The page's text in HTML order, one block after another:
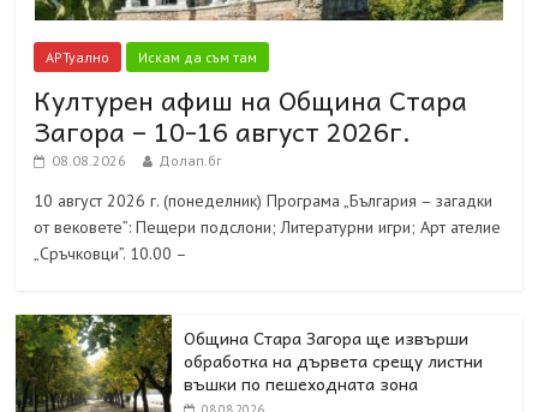
АРТуално Искам да съм там
Културен афиш на Община Стара
Загора – 10-16 август 2026г.
08.08.2026 Долап.бг
10 август 2026 г. (понеделник) Програма „България – загадки
от вековете”: Пещери подслони; Литературни игри; Арт ателие
„Сръчковци”. 10.00 –
Община Стара Загора ще извърши
обработка на дървета срещу листни
въшки по пешеходната зона